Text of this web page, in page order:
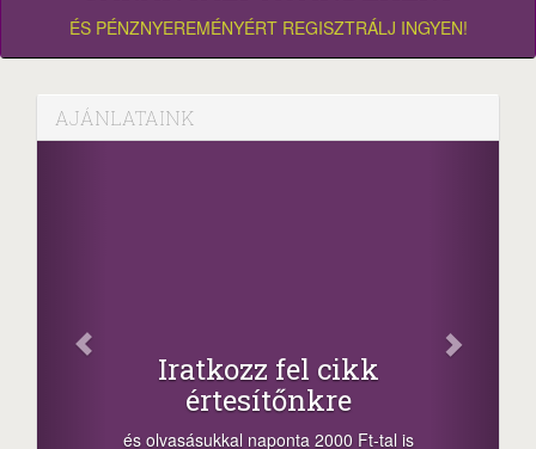
ÉS PÉNZNYEREMÉNYÉRT REGISZTRÁLJ INGYEN!
AJÁNLATAINK
fel cikk
naponta 2000 Ft-tal is
Oszd